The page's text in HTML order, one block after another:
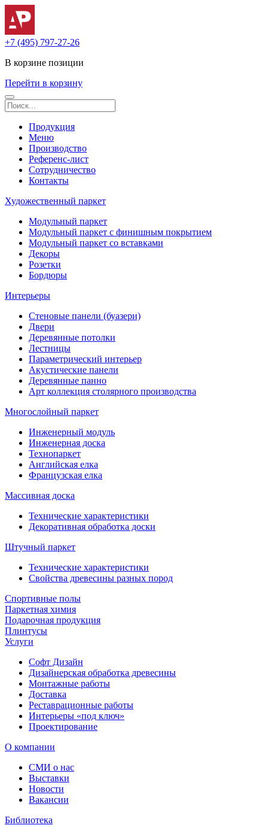
+7 (495) 797-27-26
В корзине позиции
Перейти в корзину
Продукция
Меню
Производство
Референс-лист
Сотрудничество
Контакты
Художественный паркет
Модульный паркет
Модульный паркет с финишным покрытием
Модульный паркет со вставками
Декоры
Розетки
Бордюры
Интерьеры
Стеновые панели (буазери)
Двери
Деревянные потолки
Лестницы
Параметрический интерьер
Акустические панели
Деревянные панно
Арт коллекция столярного производства
Многослойный паркет
Инженерный модуль
Инженерная доска
Технопаркет
Английская елка
Французская елка
Массивная доска
Технические характеристики
Декоративная обработка доски
Штучный паркет
Технические характеристики
Свойства древесины разных пород
Спортивные полы
Паркетная химия
Подарочная продукция
Плинтусы
Услуги
Софт Дизайн
Дизайнерская обработка древесины
Монтажные работы
Доставка
Реставрационные работы
Интерьеры «под ключ»
Проектирование
О компании
СМИ о нас
Выставки
Новости
Вакансии
Библиотека